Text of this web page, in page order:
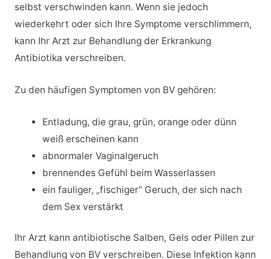
selbst verschwinden kann. Wenn sie jedoch
wiederkehrt oder sich Ihre Symptome verschlimmern,
kann Ihr Arzt zur Behandlung der Erkrankung
Antibiotika verschreiben.
Zu den häufigen Symptomen von BV gehören:
Entladung, die grau, grün, orange oder dünn
weiß erscheinen kann
abnormaler Vaginalgeruch
brennendes Gefühl beim Wasserlassen
ein fauliger, „fischiger“ Geruch, der sich nach
dem Sex verstärkt
Ihr Arzt kann antibiotische Salben, Gels oder Pillen zur
Behandlung von BV verschreiben. Diese Infektion kann